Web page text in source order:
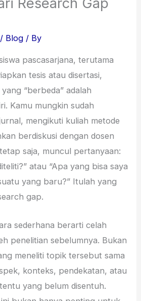
/ Blog / By
pascasarjana, terutama
tesis atau disertasi,
“berbeda” adalah
Kamu mungkin sudah
mengikuti kuliah metode
berdiskusi dengan dosen
saja, muncul pertanyaan:
atau “Apa yang bisa saya
yang baru?” Itulah yang
gap.
sederhana berarti celah
penelitian sebelumnya. Bukan
meneliti topik tersebut sama
konteks, pendekatan, atau
yang belum disentuh.